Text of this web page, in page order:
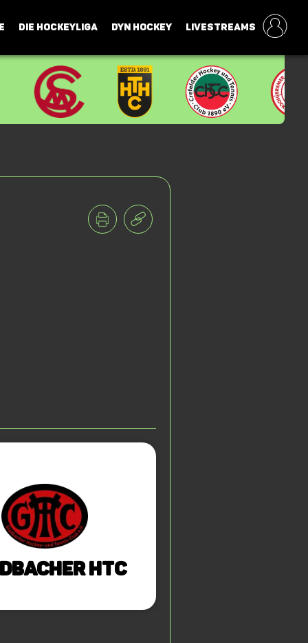
DIE HOCKEYLIGA DYN HOCKEY LIVESTREAMS
HTC